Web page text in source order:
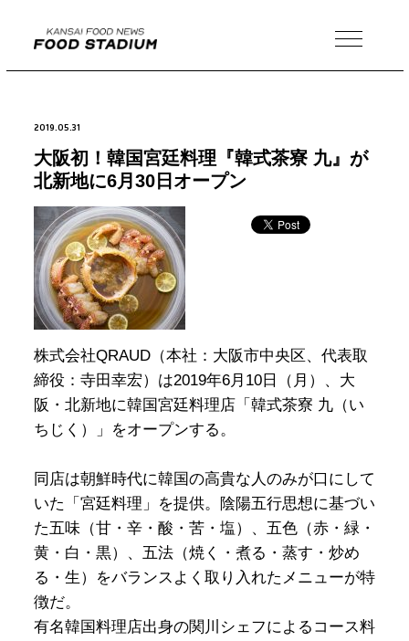
MENU
2019.05.31
大阪初！韓国宮廷料理『韓式茶寮 九』が
北新地に6月30日オープン
株式会社QRAUD（本社：大阪市中央区、代表取
締役：寺田幸宏）は2019年6月10日（月）、大
阪・北新地に韓国宮廷料理店「韓式茶寮 九（い
ちじく）」をオープンする。
同店は朝鮮時代に韓国の高貴な人のみが口にして
いた「宮廷料理」を提供。陰陽五行思想に基づい
た五味（甘・辛・酸・苦・塩）、五色（赤・緑・
黄・白・黒）、五法（焼く・煮る・蒸す・炒め
る・生）をバランスよく取り入れたメニューが特
徴だ。
有名韓国料理店出身の関川シェフによるコース料